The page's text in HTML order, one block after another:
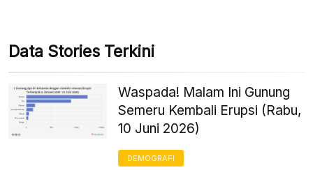
Data Stories Terkini
Waspada! Malam Ini Gunung
Semeru Kembali Erupsi (Rabu,
10 Juni 2026)
DEMOGRAFI